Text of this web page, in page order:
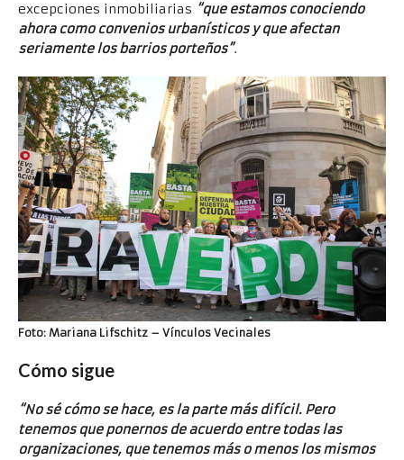
excepciones inmobiliarias “que estamos conociendo
ahora como convenios urbanísticos y que afectan
seriamente los barrios porteños”.
Foto: Mariana Lifschitz – Vínculos Vecinales
Cómo sigue
“No sé cómo se hace, es la parte más difícil. Pero
tenemos que ponernos de acuerdo entre todas las
organizaciones, que tenemos más o menos los mismos